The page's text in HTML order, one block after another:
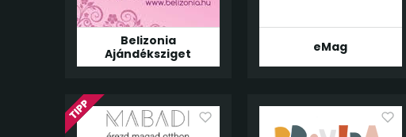
Belizonia
Ajándéksziget
eMag